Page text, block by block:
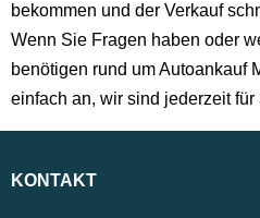
bekommen und der Verkauf
Wenn Sie Fragen haben oder
benötigen rund um Autoankauf
einfach an, wir sind jederzeit für
KONTAKT